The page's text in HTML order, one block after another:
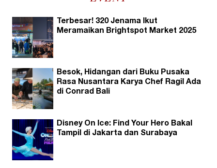
Terbesar! 320 Jenama Ikut
Meramaikan Brightspot Market 2025
Besok, Hidangan dari Buku Pusaka
Rasa Nusantara Karya Chef Ragil Ada
di Conrad Bali
Disney On Ice: Find Your Hero Bakal
Tampil di Jakarta dan Surabaya